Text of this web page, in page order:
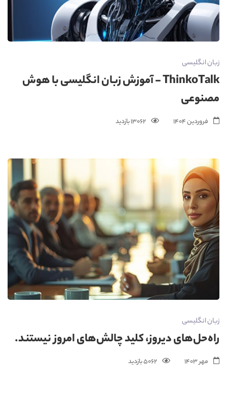
زبان انگلیسی
ThinkoTalk - آموزش زبان انگلیسی با هوش
مصنوعی
فروردین 1404 13062 بازدید
زبان انگلیسی
راه‌حل‌های دیروز، کلید چالش‌های امروز نیستند.
مهر 1403 5062 بازدید